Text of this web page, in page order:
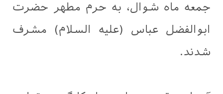
جمعه ماه شوال، به حرم مطهر حضرت
ابوالفضل عباس (عليه السلام) مشرف
شدند.